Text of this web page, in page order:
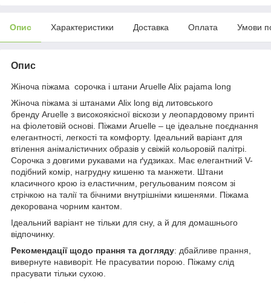
Опис Характеристики Доставка Оплата Умови
Опис
Жіноча піжама сорочка і штани Aruelle Alix pajama long
Жіноча піжама зі штанами Alix long від литовського
бренду Aruelle з високоякісної віскози у леопардовому принті
на фіолетовій основі. Піжами Aruelle – це ідеальне поєднання
елегантності, легкості та комфорту. Ідеальний варіант для
втілення анімалістичних образів у свіжій кольоровій палітрі.
Сорочка з довгими рукавами на ґудзиках. Має елегантний V-
подібний комір, нагрудну кишеню та манжети. Штани
класичного крою із еластичним, регульованим поясом зі
стрічкою на талії та бічними внутрішніми кишенями. Піжама
декорована чорним кантом.
Ідеальний варіант не тільки для сну, а й для домашнього
відпочинку.
Рекомендації щодо прання та догляду: дбайливе прання,
вивернуте навиворіт. Не прасуватии порою. Піжаму слід
прасувати тільки сухою.